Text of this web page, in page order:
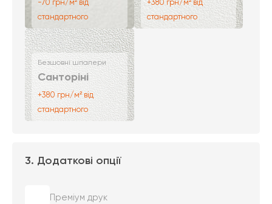
-70 грн/м² від
стандартного
+380 грн/м² від
стандартного
Безшовні шпалери
Санторіні
+380 грн/м² від
стандартного
3. Додаткові опції
Преміум друк